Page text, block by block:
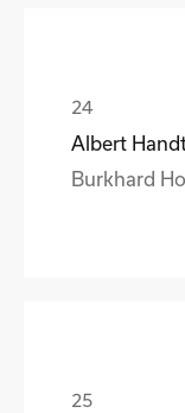
Albert
Burkhard